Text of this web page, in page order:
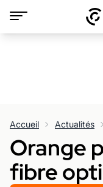
Accueil Actualités
Orange
fibre